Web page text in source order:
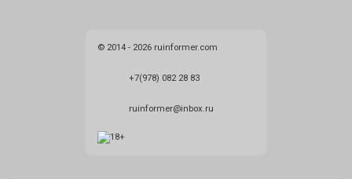
© 2014 - 2026 ruinformer.com
+7(978) 082 28 83
ruinformer@inbox.ru